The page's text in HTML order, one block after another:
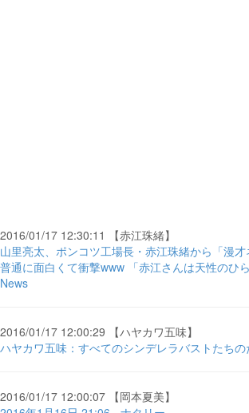
2016/01/17 12:30:11 【赤江珠緒】
山里亮太、ポンコツ工場長・赤江珠緒から「漫
普通に面白くて衝撃www 「赤江さんは天性のひ
News
2016/01/17 12:00:29 【ハヤカワ五味】
ハヤカワ五味：すべてのシンデレラバストたち
2016/01/17 12:00:07 【岡本夏美】